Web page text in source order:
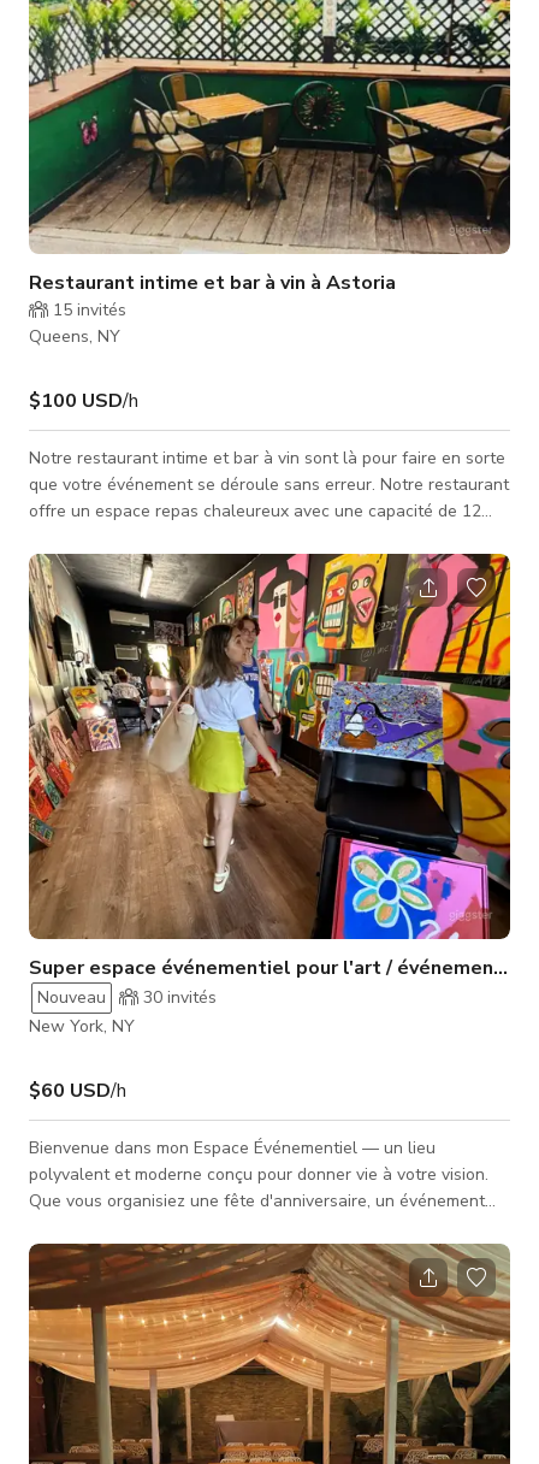
Restaurant intime et bar à vin à Astoria
15 invités
Queens, NY
$100 USD/h
Notre restaurant intime et bar à vin sont là pour faire en sorte
que votre événement se déroule sans erreur. Notre restaurant
offre un espace repas chaleureux avec une capacité de 12
des ottomans en velours. Nous avons de la musique pour vous
faire bouger et des jeux de cartes pour montrer votre côté
compétitif. Nous disposons également d'internet et de prises
pour une soirée travail intense et vin encore plus intense.
Nous
Super espace événementiel pour l'art / événements
Nouveau 30 invités
New York, NY
$60 USD/h
Bienvenue dans mon Espace Événementiel — un lieu
polyvalent et moderne conçu pour donner vie à votre vision.
Que vous organisiez une fête d'anniversaire, un événement
boutique éphémère, un cocktail de réseautage, une soirée
d'écoute, un atelier ou une célébration intime, notre espace
offre l'atmosphère parfaite. Doté d'un aménagement ouvert
avec une ambiance urbaine et créative, le lieu est facilement
personnali